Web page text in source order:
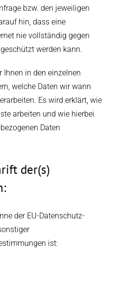
bzw. den jeweiligen
hin, dass eine
nie vollständig gegen
werden kann.
in den einzelnen
welche Daten wir wann
Es wird erklärt, wie
arbeiten und wie hierbei
Daten
der(s)
der EU-Datenschutz-
ist: